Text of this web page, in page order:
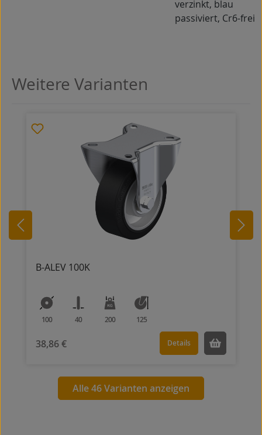
verzinkt, blau
passiviert, Cr6-frei
Produktgalerie überspringen
Weitere Varianten
B-ALEV 100K
100 40 200 125
38,86 € Details
Alle 46 Varianten anzeigen